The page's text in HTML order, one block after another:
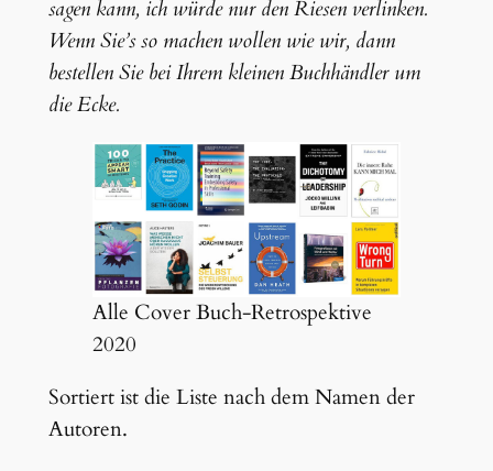
sagen kann, ich würde nur den Riesen verlinken.
Wenn Sie’s so machen wollen wie wir, dann
bestellen Sie bei Ihrem kleinen Buchhändler um
die Ecke.
Alle Cover Buch-Retrospektive
2020
Sortiert ist die Liste nach dem Namen der
Autoren.